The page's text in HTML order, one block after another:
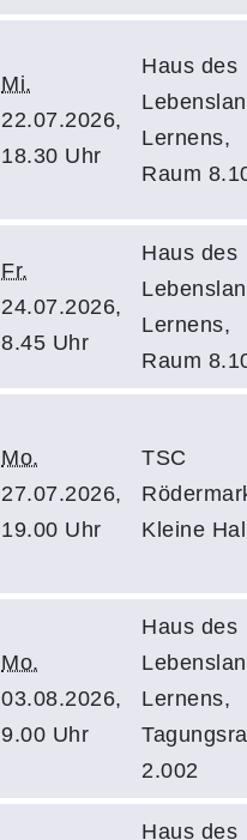
Mi.
22.07.2026,
18.30 Uhr
Haus des
Lernens,
Raum
Fr.
24.07.2026,
8.45 Uhr
Haus des
Lernens,
Raum
Mo.
27.07.2026,
19.00 Uhr
TSC
Kleine
Mo.
03.08.2026,
9.00 Uhr
Haus des
Lernens,
2.002
Haus des